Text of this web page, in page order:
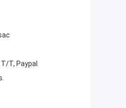
T, Paypal